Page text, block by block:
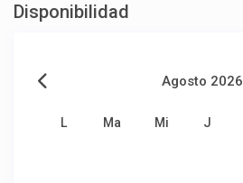
Disponibilidad
Agosto 2026
L Ma Mi J